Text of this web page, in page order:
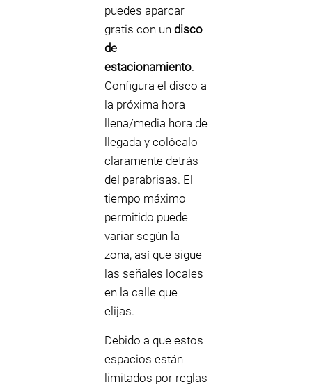
puedes aparcar
gratis con un disco
de
estacionamiento.
Configura el disco a
la próxima hora
llena/media hora de
llegada y colócalo
claramente detrás
del parabrisas. El
tiempo máximo
permitido puede
variar según la
zona, así que sigue
las señales locales
en la calle que
elijas.
Debido a que estos
espacios están
limitados por reglas